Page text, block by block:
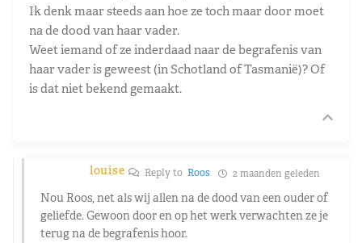
Ik denk maar steeds aan hoe ze toch maar door moet
na de dood van haar vader.
Weet iemand of ze inderdaad naar de begrafenis van
haar vader is geweest (in Schotland of Tasmanië)? Of
is dat niet bekend gemaakt.
louise Reply toRoos 2 maanden geleden
Nou Roos, net als wij allen na de dood van een ouder of
geliefde. Gewoon door en op het werk verwachten ze je
terug na de begrafenis hoor.